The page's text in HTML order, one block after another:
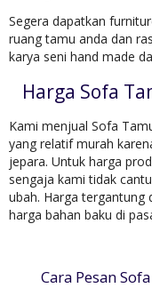
Segera dapatkan
ruang tamu anda dan
karya seni hand made
Harga Sofa
Kami menjual Sofa
yang relatif murah
jepara. Untuk harga
sengaja kami tidak
ubah. Harga tergantung
harga bahan baku di
Cara Pesan